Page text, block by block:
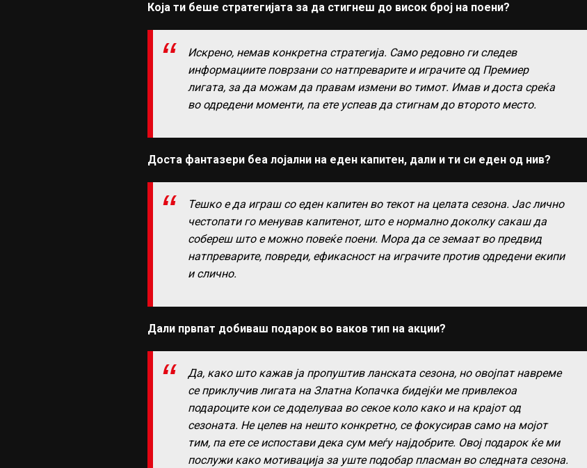
Која ти беше стратегијата за да стигнеш до висок број на поени?
Искрено, немав конкретна стратегија. Само редовно ги следев
информациите поврзани со натпреварите и играчите од Премиер
лигата, за да можам да правам измени во тимот. Имав и доста среќа
во одредени моменти, па ете успеав да стигнам до второто место.
Доста фантазери беа лојални на еден капитен, дали и ти си еден од нив?
Тешко е да играш со еден капитен во текот на целата сезона. Јас лично
честопати го менував капитенот, што е нормално доколку сакаш да
собереш што е можно повеќе поени. Мора да се земаат во предвид
натпреварите, повреди, ефикасност на играчите против одредени екипи
и слично.
Дали првпат добиваш подарок во ваков тип на акции?
Да, како што кажав ја пропуштив ланската сезона, но овојпат навреме
се приклучив лигата на Златна Копачка бидејќи ме привлекоа
подароците кои се доделуваа во секое коло како и на крајот од
сезоната. Не целев на нешто конкретно, се фокусирав само на мојот
тим, па ете се испостави дека сум меѓу најдобрите. Овој подарок ќе ми
послужи како мотивација за уште подобар пласман во следната сезона.